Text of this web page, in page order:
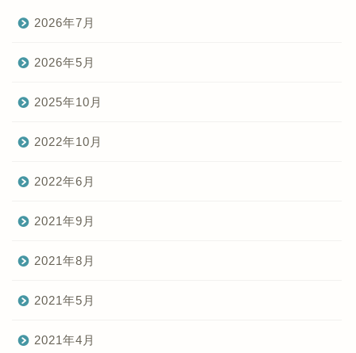
2026年7月
2026年5月
2025年10月
2022年10月
2022年6月
2021年9月
2021年8月
2021年5月
2021年4月